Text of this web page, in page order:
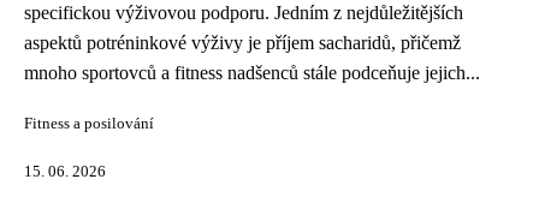
specifickou výživovou podporu. Jedním z nejdůležitějších
aspektů potréninkové výživy je příjem sacharidů, přičemž
mnoho sportovců a fitness nadšenců stále podceňuje jejich...
Fitness a posilování
15. 06. 2026